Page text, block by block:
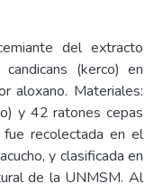
del extracto
(kerco) en
aloxano. Materiales:
y 42 ratones cepas
recolectada en el
y clasificada en
de la UNMSM. Al